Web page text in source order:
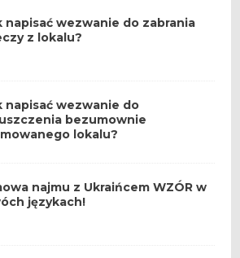
napisać wezwanie do zabrania
z lokalu?
napisać wezwanie do
bezumownie
lokalu?
najmu z Ukraińcem WZÓR w
językach!